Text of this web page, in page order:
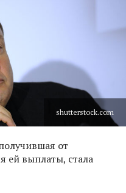
shutterstock.com
от
ей выплаты, стала